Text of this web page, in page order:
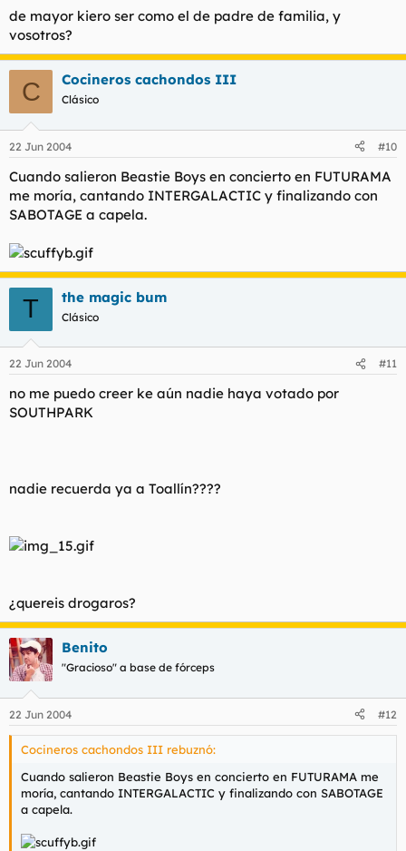
de mayor kiero ser como el de padre de familia, y
vosotros?
C Cocineros cachondos III
Clásico
22 Jun 2004 #10
Cuando salieron Beastie Boys en concierto en FUTURAMA
me moría, cantando INTERGALACTIC y finalizando con
SABOTAGE a capela.
T the magic bum
Clásico
22 Jun 2004 #11
no me puedo creer ke aún nadie haya votado por
SOUTHPARK
nadie recuerda ya a Toallín????
¿quereis drogaros?
Benito
"Gracioso" a base de fórceps
22 Jun 2004 #12
Cocineros cachondos III rebuznó:
Cuando salieron Beastie Boys en concierto en FUTURAMA me
moría, cantando INTERGALACTIC y finalizando con SABOTAGE
a capela.